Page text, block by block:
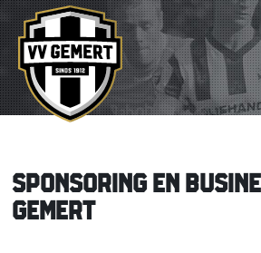
SPONSORING EN
GEMERT